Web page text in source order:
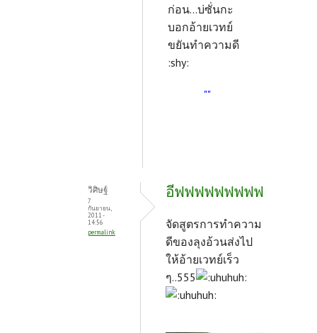
ก่อน...บ่ซั่นกะ
บอกอ้ายเวทย์
ขยันทำความดี
:shy:
""
วิศิษฐ์
7
กันยายน,
2011 -
14:56
permalink
อีฟฟฟฟฟฟฟฟฟ
จัดสูตรการทำความ
ดีของลุงอ้วนส่งไป
ให้อ้ายเวทย์เร็ว
ๆ..555